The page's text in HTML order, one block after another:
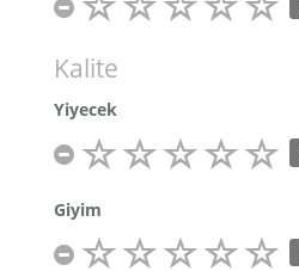
Kalite
Yiyecek
Giyim